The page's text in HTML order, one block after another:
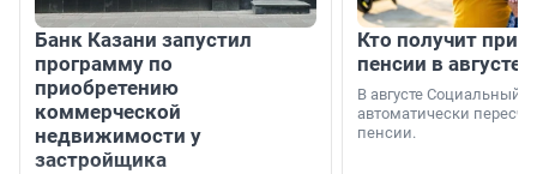
Банк Казани запустил
программу по
приобретению
коммерческой
недвижимости у
застройщика
Кто получит
пенсии в августе
В августе Социальный
автоматически
пенсии.